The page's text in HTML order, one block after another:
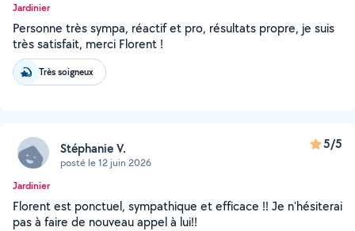
Jardinier
Personne très sympa, réactif et pro, résultats propre, je suis
très satisfait, merci Florent !
Très soigneux
Stéphanie V.
posté le 12 juin 2026
5/5
Jardinier
Florent est ponctuel, sympathique et efficace !! Je n'hésiterai
pas à faire de nouveau appel à lui!!